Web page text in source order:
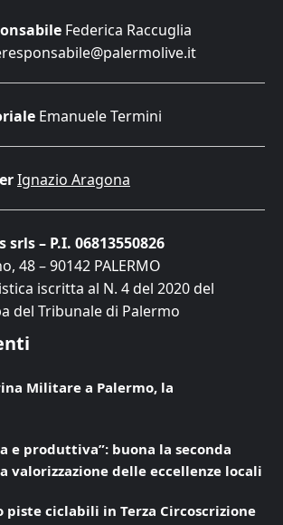
Federica Raccuglia
Emanuele Termini
Ignazio Aragona
– P.I. 06813550826
48 – 90142 PALERMO
iscritta al N. 4 del 2020 del
del Tribunale di Palermo
Militare a Palermo, la
e produttiva”: buona la seconda
valorizzazione delle eccellenze locali
piste ciclabili in Terza Circoscrizione